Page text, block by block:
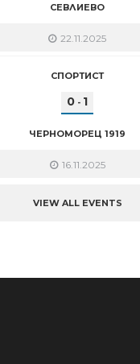
СЕВЛИЕВО
22.11.2025
СПОРТИСТ
0 - 1
ЧЕРНОМОРЕЦ 1919
16.11.2025
VIEW ALL EVENTS